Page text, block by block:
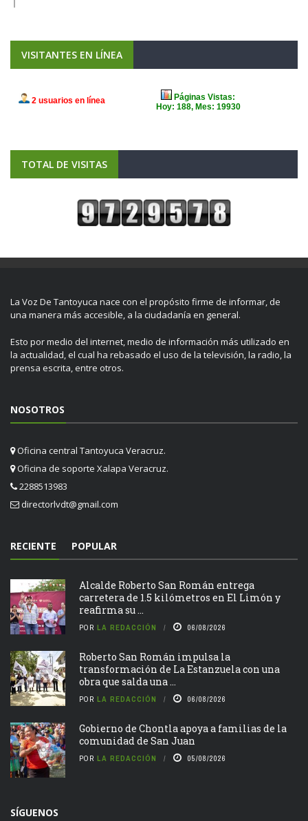
VISITANTES EN LÍNEA
TOTAL DE VISITAS
La Voz De Tantoyuca nace con el propósito firme de informar, de
una manera más accesible, a la ciudadanía en general.
Esto por medio del internet, medio de información más utilizado en
la actualidad, el cual ha rebasado el uso de la televisión, la radio, la
prensa escrita, entre otros.
NOSOTROS
Oficina central Tantoyuca Veracruz.
Oficina de soporte Xalapa Veracruz.
2288513983
directorlvdt@gmail.com
RECIENTE POPULAR
Alcalde Roberto San Román entrega
carretera de 1.5 kilómetros en El Limón y
reafirma su ...
POR LA REDACCIÓN 06/08/2026
Roberto San Román impulsa la
transformación de La Estanzuela con una
obra que salda una ...
POR LA REDACCIÓN 06/08/2026
Gobierno de Chontla apoya a familias de la
comunidad de San Juan
POR LA REDACCIÓN 05/08/2026
SÍGUENOS